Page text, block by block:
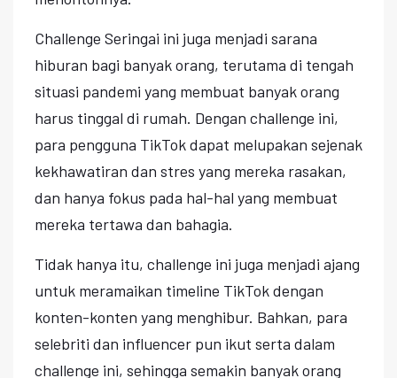
Challenge Seringai ini juga menjadi sarana
hiburan bagi banyak orang, terutama di tengah
situasi pandemi yang membuat banyak orang
harus tinggal di rumah. Dengan challenge ini,
para pengguna TikTok dapat melupakan sejenak
kekhawatiran dan stres yang mereka rasakan,
dan hanya fokus pada hal-hal yang membuat
mereka tertawa dan bahagia.
Tidak hanya itu, challenge ini juga menjadi ajang
untuk meramaikan timeline TikTok dengan
konten-konten yang menghibur. Bahkan, para
selebriti dan influencer pun ikut serta dalam
challenge ini, sehingga semakin banyak orang